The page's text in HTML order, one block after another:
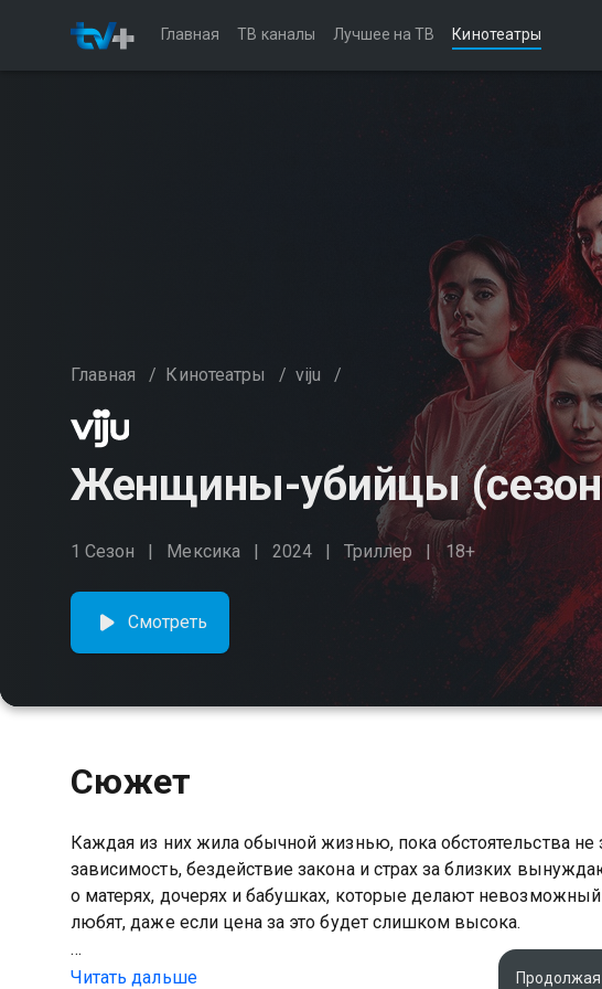
Главная ТВ каналы Лучшее на ТВ Кинотеатры
Главная / Кинотеатры / viju /
Женщины-убийцы
1 Сезон Мексика 2024 Триллер 18+
Смотреть
Сюжет
Каждая из них жила обычной жизнью, пока обстоятельства не
зависимость, бездействие закона и страх за близких
о матерях, дочерях и бабушках, которые делают
любят, даже если цена за это будет слишком высока.
Посмотреть онлайн 2 сезон сериала Женщины-убийцы вы
Читать дальше Продолжая